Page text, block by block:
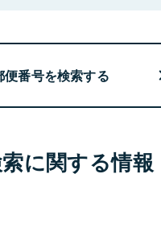
便番号を検索する
に関する情報